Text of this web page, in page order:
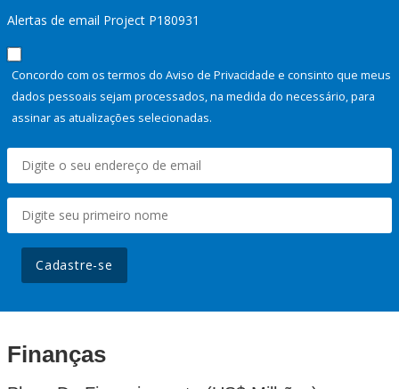
Alertas de email Project P180931
Concordo com os termos do Aviso de Privacidade e consinto que meus
dados pessoais sejam processados, na medida do necessário, para
assinar as atualizações selecionadas.
Cadastre-se
Finanças